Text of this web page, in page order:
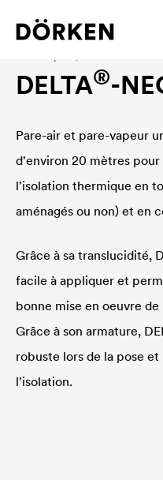
DELTA®-
Pare-air et pare-vapeur
d'environ 20 mètres
l'isolation thermique en
aménagés ou non) et en
Grâce à sa translucidité,
facile à appliquer et
bonne mise en oeuvre
Grâce à son armature,
robuste lors de la pose
l'isolation.